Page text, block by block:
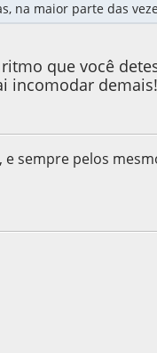
na maior parte das
que você
incomodar
sempre pelos